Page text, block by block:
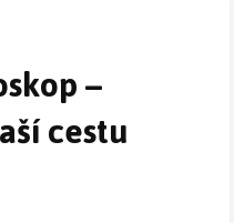
–
cestu